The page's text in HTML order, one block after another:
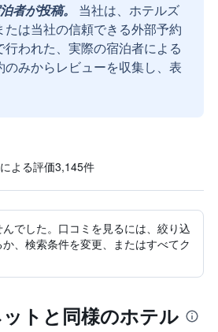
者が投稿。
当社は、ホテルズ
たは当社の信頼できる外部予約
われた、実際の宿泊者による
のみからレビューを収集し、表
よる評価3,145​件
でした。口コミを見るには、絞り込
、検索条件を変更、またはすべてク
トと同様のホテル